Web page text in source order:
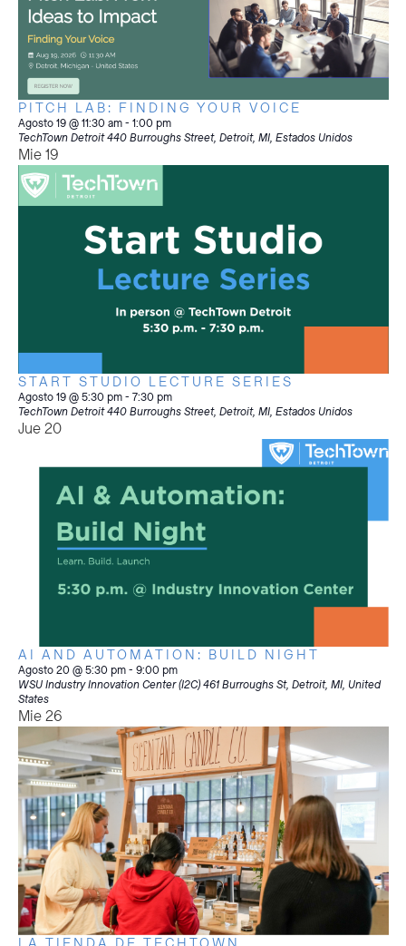
PITCH LAB: FINDING YOUR VOICE
Agosto 19 @ 11:30 am- 1:00 pm
TechTown Detroit 440 Burroughs Street, Detroit, MI, Estados Unidos
Mie 19
START STUDIO LECTURE SERIES
Agosto 19 @ 5:30 pm- 7:30 pm
TechTown Detroit 440 Burroughs Street, Detroit, MI, Estados Unidos
Jue 20
AI AND AUTOMATION: BUILD NIGHT
Agosto 20 @ 5:30 pm- 9:00 pm
WSU Industry Innovation Center (I2C)461 Burroughs St, Detroit, MI, United
States
Mie 26